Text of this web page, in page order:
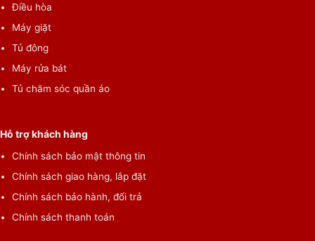
Điều hòa
Máy giặt
Tủ đông
Máy rửa bát
Tủ chăm sóc quần áo
Hỗ trợ khách hàng
Chính sách bảo mật thông tin
Chính sách giao hàng, lắp đặt
Chính sách bảo hành, đổi trả
Chính sách thanh toán